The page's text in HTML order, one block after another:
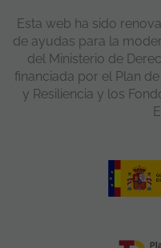
Esta web ha sido
de ayudas para la
del Ministerio de
financiada por el Plan
y Resiliencia y los